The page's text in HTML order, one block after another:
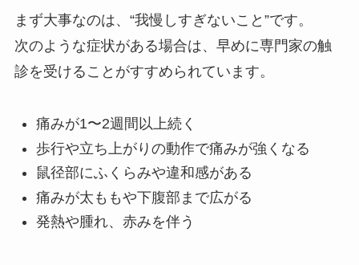
まず大事なのは、“我慢しすぎないこと”です。
次のような症状がある場合は、早めに専門家の触
診を受けることがすすめられています。
痛みが1〜2週間以上続く
歩行や立ち上がりの動作で痛みが強くなる
鼠径部にふくらみや違和感がある
痛みが太ももや下腹部まで広がる
発熱や腫れ、赤みを伴う